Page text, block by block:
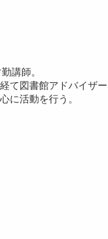
講師。
て図書館アドバイザ
に活動を行う。